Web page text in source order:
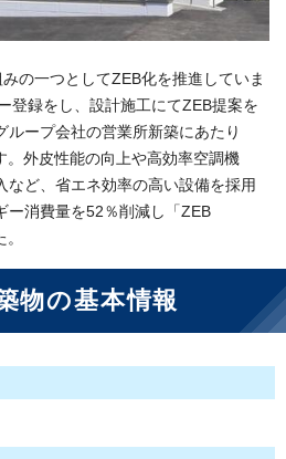
の一つとしてZEB化を推進していま
登録をし、設計施工にてZEB提案を
ループ会社の営業所新築にあたり
。外皮性能の向上や高効率空調機
など、省エネ効率の高い設備を採用
ー消費量を52％削減し「ZEB
物の基本情報